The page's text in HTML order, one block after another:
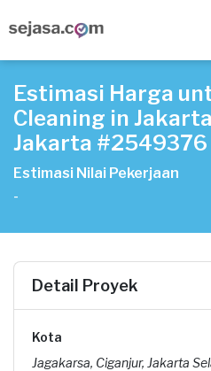
Estimasi Harga
Cleaning in
Jakarta #2549376
Estimasi Nilai Pekerjaan
-
Detail Proyek
Kota
Jagakarsa, Ciganjur, Jakarta